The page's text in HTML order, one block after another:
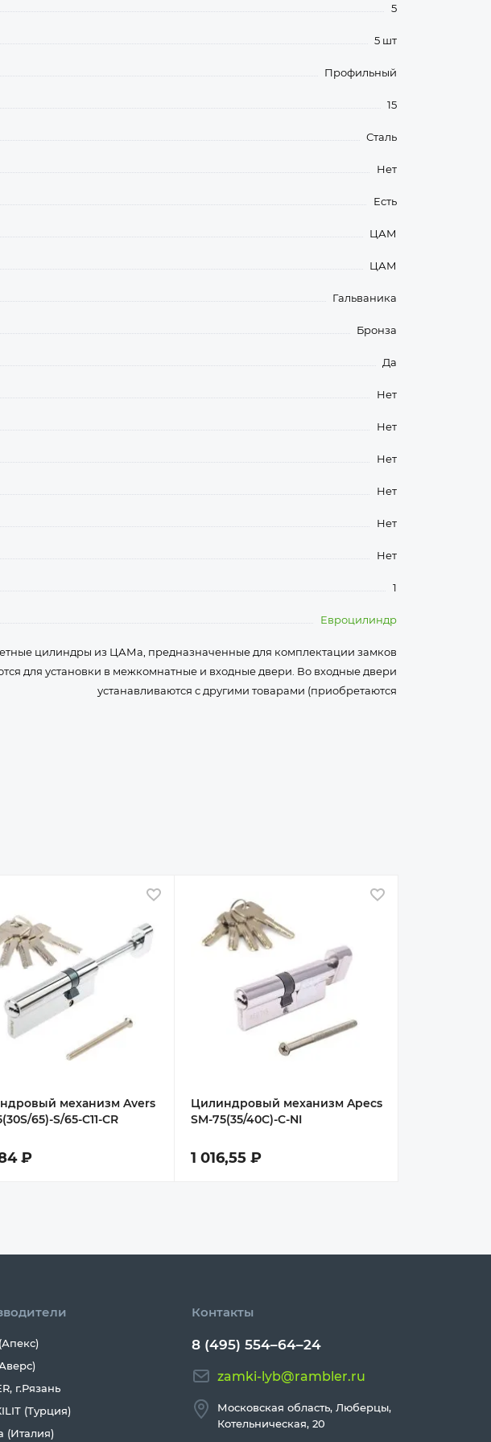
5
5 шт
Профильный
15
Сталь
Нет
Есть
ЦАМ
ЦАМ
Гальваника
Бронза
Да
Нет
Нет
Нет
Нет
Нет
Нет
1
Евроцилиндр
цилиндры из ЦАМа, предназначенные для комплектации замков
для установки в межкомнатные и входные двери. Во входные двери
устанавливаются с другими товарами (приобретаются
механизм Avers
65)-S/65-C11-CR
₽
В избранное
Цилиндровый механизм Apecs
SM-75(35/40C)-C-NI
1 016,55 ₽
В избранное
г.Рязань
(Турция)
(Италия)
Контакты
8 (495) 554–64–24
zamki-lyb@rambler.ru
Московская область, Люберцы,
Котельническая, 20